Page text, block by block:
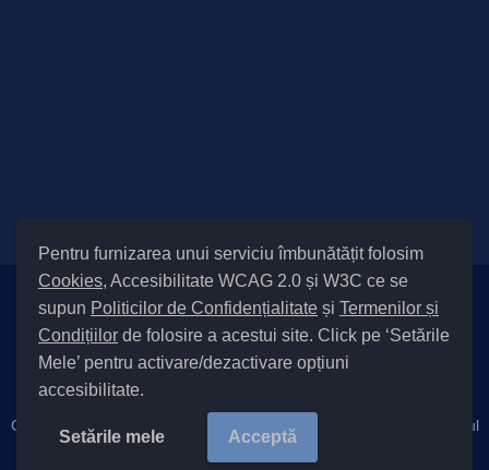
Pentru furnizarea unui serviciu îmbunătățit folosim
Cookies, Accesibilitate WCAG 2.0 și W3C ce se
supun Politicilor de Confidențialitate și Termenilor și
Condițiilor de folosire a acestui site. Click pe ‘Setările
Mele’ pentru activare/dezactivare opțiuni
accesibilitate.
Setările mele Acceptă
Setări Cookies și Accesibilitate
Informare cu privire la prelucrarea datelor|Politică de utilizare
| Termeni și condiții de utilizare a site-ului
Cod Județ 4 / Județul Bacău / Tipul UAT – 14 – C – Comună / Codul
SIRUTA al Unității Administrativ-Teritoriale 21855 / Cleja